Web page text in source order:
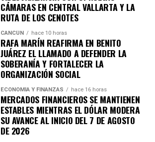
CÁMARAS EN CENTRAL VALLARTA Y LA
RUTA DE LOS CENOTES
CANCÚN hace 10 horas
RAFA MARÍN REAFIRMA EN BENITO
JUÁREZ EL LLAMADO A DEFENDER LA
SOBERANÍA Y FORTALECER LA
ORGANIZACIÓN SOCIAL
ECONOMÍA Y FINANZAS hace 16 horas
MERCADOS FINANCIEROS SE MANTIENEN
ESTABLES MIENTRAS EL DÓLAR MODERA
SU AVANCE AL INICIO DEL 7 DE AGOSTO
DE 2026